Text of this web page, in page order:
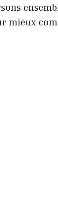
mieux